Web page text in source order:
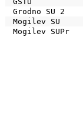
Grodno SU 2
Mogilev SU
Mogilev SUPr